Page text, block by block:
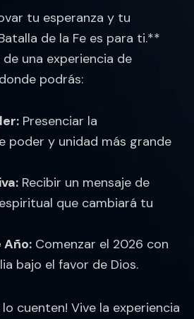
tu esperanza y tu
de la Fe es para ti.**
una experiencia de
podrás:
Presenciar la
poder y unidad más grande
Recibir un mensaje de
que cambiará tu
Año: Comenzar el 2026 con
bajo el favor de Dios.
lo cuenten! Vive la experiencia